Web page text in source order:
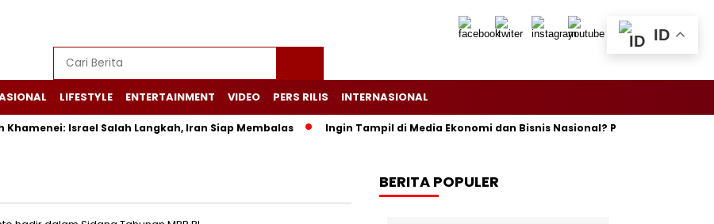
LIFESTYLE ENTERTAINMENT VIDEO PERS RILIS INTERNASIONAL
Israel Salah Langkah, Iran Siap Membalas Ingin Tampil di Media Ekonomi dan Bisnis Nasional? Persrilis.com Siap
BERITA POPULER
ID